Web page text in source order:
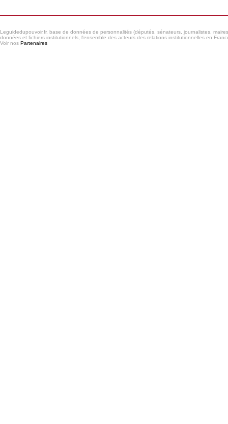
Leguidedupouvoir.fr, base de données de personnalités (députés, sénateurs, journalistes,
données et fichiers institutionnels, l'ensemble des acteurs des relations institutionnelles en
Voir nos Partenaires